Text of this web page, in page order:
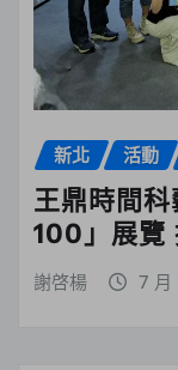
新北 活動
王鼎時間
100」展覽
謝啓楊 7 月